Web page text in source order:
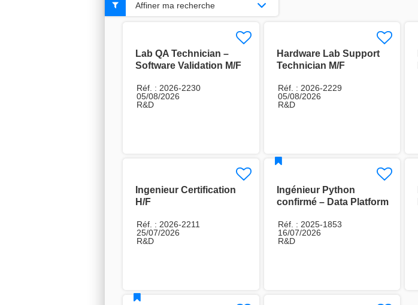
Lab QA Technician –
Software Validation M/F
Réf. : 2026-2230
05/08/2026
R&D
Hardware Lab Support
Technician M/F
Réf. : 2026-2229
05/08/2026
R&D
Ingenieur Certification
H/F
Réf. : 2026-2211
25/07/2026
R&D
Ingénieur Python
confirmé – Data Platform
Réf. : 2025-1853
16/07/2026
R&D
Affiner ma recherche